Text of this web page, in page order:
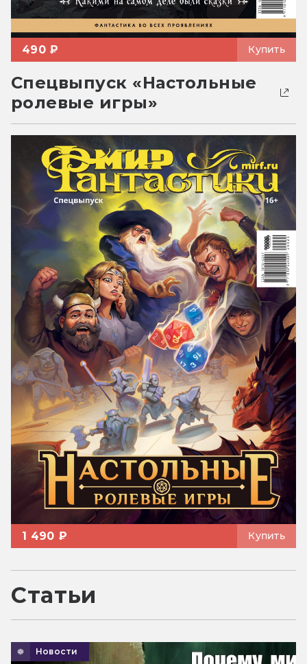
490 ₽ Купить
Спецвыпуск «Настольные
ролевые игры»
1 490 ₽ Купить
Статьи
Новости